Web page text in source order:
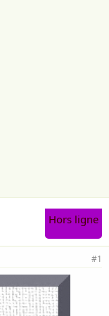
Hors ligne
#1